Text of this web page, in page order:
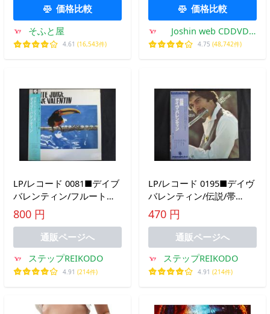
UCCM1275-SK価格比較
そふと屋
4.61 (16,543件)
価格比較
Joshin web CDDVD
Yahoo!店
4.75 (48,742件)
LP/レコード 0081■デイブ
バレンティン/フルートジ
ュース/帯付/VIJ6426
800 円
通販ページへ
ステップREIKODO
4.91 (214件)
LP/レコード 0195■デイヴ
バレンティン/伝説/帯
付/25RS4
470 円
通販ページへ
ステップREIKODO
4.91 (214件)